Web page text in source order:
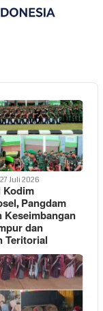
27 Juli 2026
Pangdam
Keseimbangan
dan
Teritorial